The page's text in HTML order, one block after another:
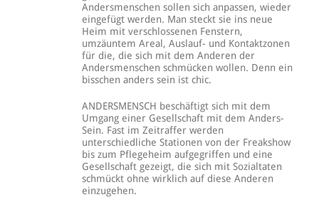
Andersmenschen sollen sich anpassen, wieder
eingefügt werden. Man steckt sie ins neue
Heim mit verschlossenen Fenstern,
umzäuntem Areal, Auslauf- und Kontaktzonen
für die, die sich mit dem Anderen der
Andersmenschen schmücken wollen. Denn ein
bisschen anders sein ist chic.
ANDERSMENSCH beschäftigt sich mit dem
Umgang einer Gesellschaft mit dem Anders-
Sein. Fast im Zeitraffer werden
unterschiedliche Stationen von der Freakshow
bis zum Pflegeheim aufgegriffen und eine
Gesellschaft gezeigt, die sich mit Sozialtaten
schmückt ohne wirklich auf diese Anderen
einzugehen.